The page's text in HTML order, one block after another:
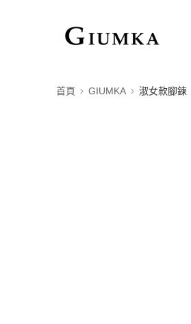
首頁 GIUMKA 淑女款腳鍊